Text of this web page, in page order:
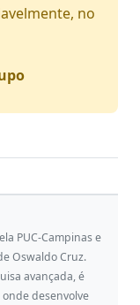
no
PUC-Campinas e
Oswaldo Cruz.
avançada, é
onde desenvolve